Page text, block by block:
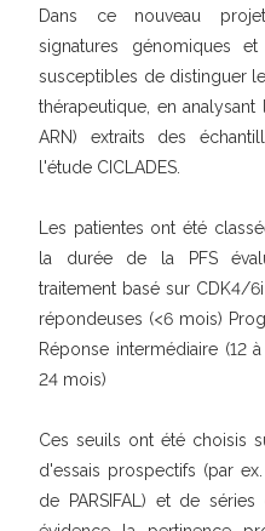
Dans ce nouveau
signatures génomiques
susceptibles de distinguer
thérapeutique, en
ARN) extraits des
l'étude CICLADES.
Les patientes ont été
la durée de la PFS
traitement basé sur CDK4/
répondeuses (<6 mois)
Réponse intermédiaire (12
24 mois)
Ces seuils ont été choisis
d'essais prospectifs (par
de PARSIFAL) et de